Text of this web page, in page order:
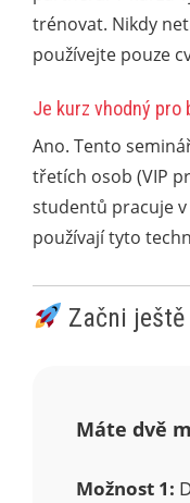
trénovat. Nikdy
používejte pouze
Je kurz vhodný pro
Ano. Tento
třetích osob (VIP
studentů pracuje
používají tyto
Začni ještě
Máte dvě
Možnost 1: